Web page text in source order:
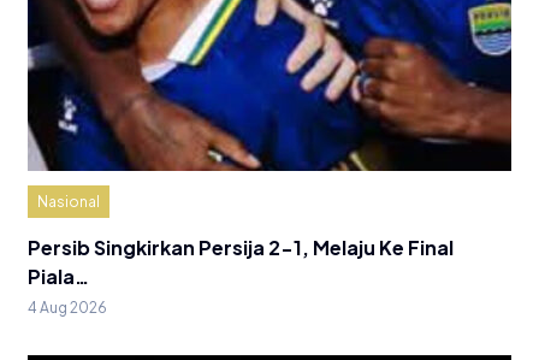
Nasional
Persib Singkirkan Persija 2-1, Melaju Ke Final
Piala…
4 Aug 2026